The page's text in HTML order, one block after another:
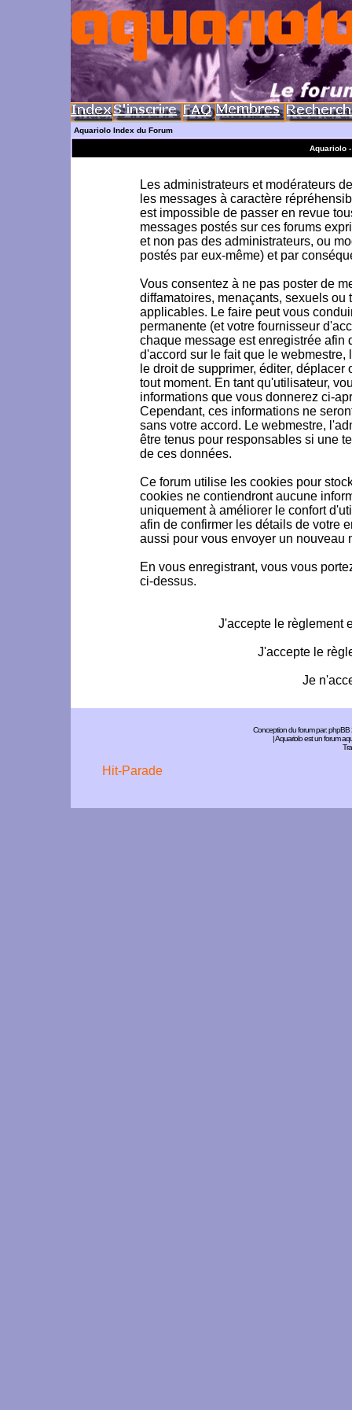
Aquariolo Index du Forum
Aquariolo
Les administrateurs et modérateurs
les messages à caractère
est impossible de passer en revue
messages postés sur ces forums
et non pas des administrateurs, ou
postés par eux-même) et par
Vous consentez à ne pas poster de
diffamatoires, menaçants, sexuels
applicables. Le faire peut vous
permanente (et votre fournisseur
chaque message est enregistrée afin
d'accord sur le fait que le
le droit de supprimer, éditer,
tout moment. En tant qu'utilisateur,
informations que vous donnerez ci-
Cependant, ces informations ne
sans votre accord. Le webmestre,
être tenus pour responsables si une
de ces données.
Ce forum utilise les cookies pour
cookies ne contiendront aucune
uniquement à améliorer le confort
afin de confirmer les détails de votre
aussi pour vous envoyer un nouveau
En vous enregistrant, vous vous
ci-dessus.
J'accepte le règlement
J'accepte le
Je
Conception du forum par:phpBB
| Aquariolo est un forum